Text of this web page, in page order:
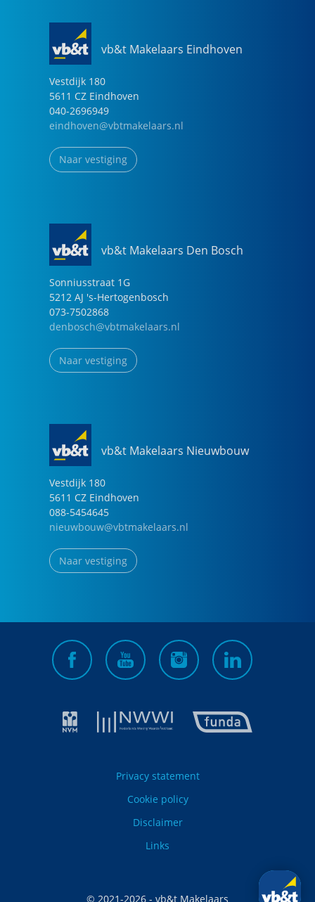
vb&t Makelaars Eindhoven
Vestdijk 180
5611 CZ Eindhoven
040-2696949
eindhoven@vbtmakelaars.nl
Naar vestiging
vb&t Makelaars Den Bosch
Sonniusstraat 1G
5212 AJ 's-Hertogenbosch
073-7502868
denbosch@vbtmakelaars.nl
Naar vestiging
vb&t Makelaars Nieuwbouw
Vestdijk 180
5611 CZ Eindhoven
088-5454645
nieuwbouw@vbtmakelaars.nl
Naar vestiging
Privacy statement
Cookie policy
Disclaimer
Links
© 2021-2026 - vb&t Makelaars